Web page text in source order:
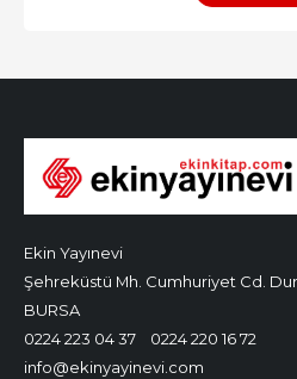
Ekin Yayınevi
Şehreküstü Mh. Cumhuriyet Cd.
BURSA
0224 223 04 37
0224 220 16 72
info@ekinyayinevi.com